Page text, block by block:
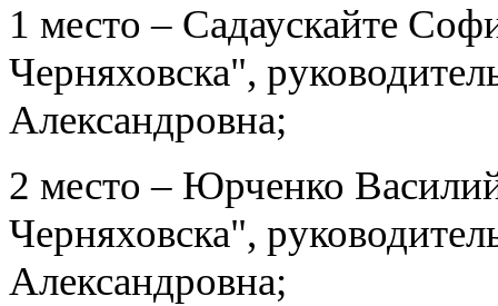
1 место – Садаускайте
Черняховска",
Александровна;
2 место – Юрченко
Черняховска",
Александровна;